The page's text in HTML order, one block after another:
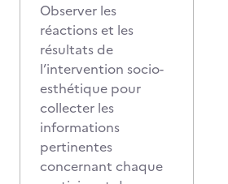
Observer les
réactions et les
résultats de
l’intervention socio-
esthétique pour
collecter les
informations
pertinentes
concernant chaque